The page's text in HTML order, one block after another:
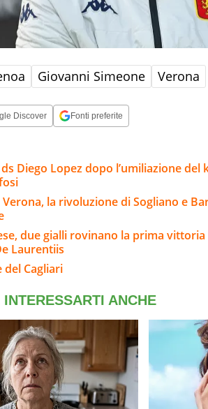
Giovanni Simeone Verona
Discover Fonti preferite
Diego Lopez dopo l’umiliazione
la rivoluzione di Sogliano e
due gialli rovinano la prima vittoria
Laurentiis
del Cagliari